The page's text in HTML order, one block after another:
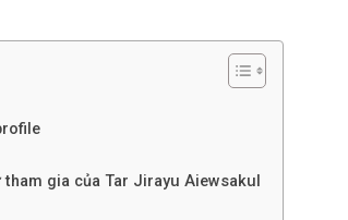
gia của Tar Jirayu Aiewsakul